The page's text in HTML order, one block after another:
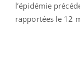
l’épidémie
rapportées le 12